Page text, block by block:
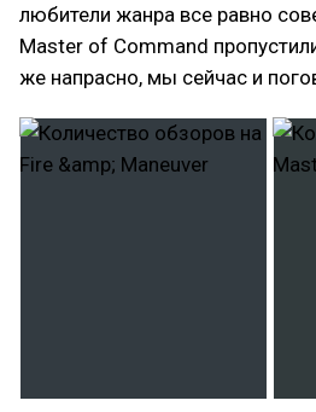
любители жанра все равно
Master of Command
же напрасно, мы сейчас и